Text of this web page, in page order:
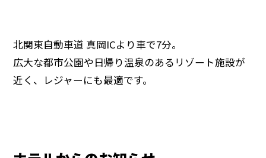
北関東自動車道 真岡ICより車で7分。
広大な都市公園や日帰り温泉のあるリゾート施設が
近く、レジャーにも最適です。